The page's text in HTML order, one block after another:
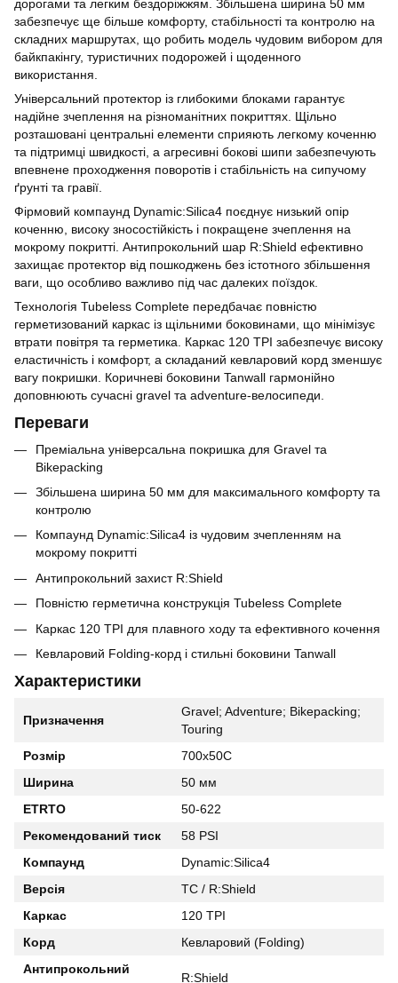
дорогами та легким бездоріжжям. Збільшена ширина 50 мм
забезпечує ще більше комфорту, стабільності та контролю на
складних маршрутах, що робить модель чудовим вибором для
байкпакінгу, туристичних подорожей і щоденного
використання.
Універсальний протектор із глибокими блоками гарантує
надійне зчеплення на різноманітних покриттях. Щільно
розташовані центральні елементи сприяють легкому коченню
та підтримці швидкості, а агресивні бокові шипи забезпечують
впевнене проходження поворотів і стабільність на сипучому
ґрунті та гравії.
Фірмовий компаунд Dynamic:Silica4 поєднує низький опір
коченню, високу зносостійкість і покращене зчеплення на
мокрому покритті. Антипрокольний шар R:Shield ефективно
захищає протектор від пошкоджень без істотного збільшення
ваги, що особливо важливо під час далеких поїздок.
Технологія Tubeless Complete передбачає повністю
герметизований каркас із щільними боковинами, що мінімізує
втрати повітря та герметика. Каркас 120 TPI забезпечує високу
еластичність і комфорт, а складаний кевларовий корд зменшує
вагу покришки. Коричневі боковини Tanwall гармонійно
доповнюють сучасні gravel та adventure-велосипеди.
Переваги
Преміальна універсальна покришка для Gravel та
Bikepacking
Збільшена ширина 50 мм для максимального комфорту та
контролю
Компаунд Dynamic:Silica4 із чудовим зчепленням на
мокрому покритті
Антипрокольний захист R:Shield
Повністю герметична конструкція Tubeless Complete
Каркас 120 TPI для плавного ходу та ефективного кочення
Кевларовий Folding-корд і стильні боковини Tanwall
Характеристики
Призначення
Gravel; Adventure; Bikepacking;
Touring
Розмір
700x50C
Ширина
50 мм
ETRTO
50-622
Рекомендований тиск
58 PSI
Компаунд
Dynamic:Silica4
Версія
TC / R:Shield
Каркас
120 TPI
Корд
Кевларовий (Folding)
Антипрокольний
R:Shield